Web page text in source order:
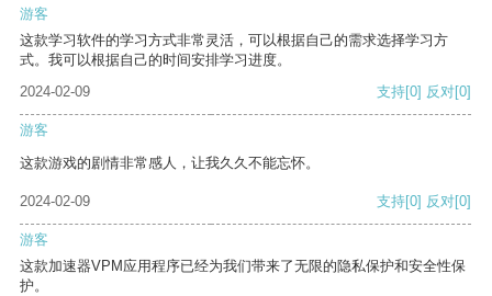
游客
这款学习软件的学习方式非常灵活，可以根据自己的需求选择学习方
式。我可以根据自己的时间安排学习进度。
2024-02-09
支持[0] 反对[0]
游客
这款游戏的剧情非常感人，让我久久不能忘怀。
2024-02-09 支持[0] 反对[0]
游客
这款加速器VPM应用程序已经为我们带来了无限的隐私保护和安全性保
护。